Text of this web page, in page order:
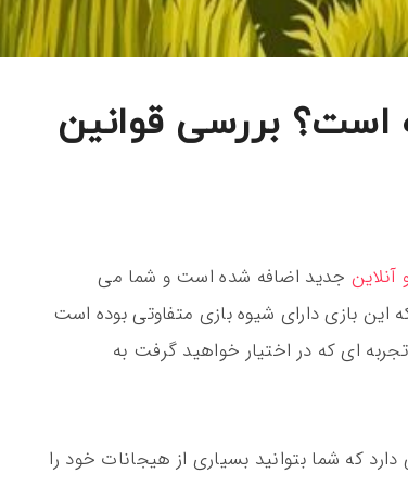
است؟ بررسی قوانین
آنلاین جدید اضافه شده است و شما می
این بازی دارای شیوه بازی متفاوتی بوده است
ای که در اختیار خواهید گرفت به
که شما بتوانید بسیاری از هیجانات خود را